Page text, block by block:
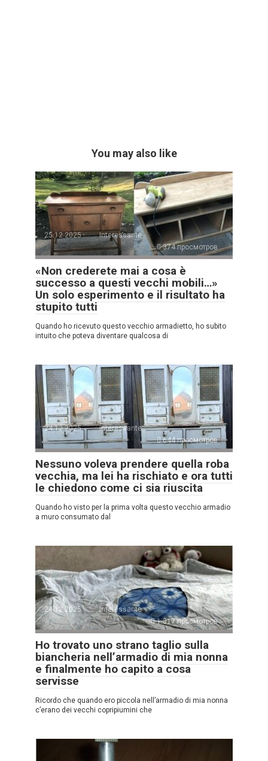
You may also like
25.12.2025
Interessante
374 просмотров
«Non crederete mai a cosa è
successo a questi vecchi mobili…»
Un solo esperimento e il risultato ha
stupito tutti
Quando ho ricevuto questo vecchio armadietto, ho subito
intuito che poteva diventare qualcosa di
24.12.2025
Interessante
644 просмотров
Nessuno voleva prendere quella roba
vecchia, ma lei ha rischiato e ora tutti
le chiedono come ci sia riuscita
Quando ho visto per la prima volta questo vecchio armadio
a muro consumato dal
24.12.2025
Interessante
1.317 просмотров
Ho trovato uno strano taglio sulla
biancheria nell’armadio di mia nonna
e finalmente ho capito a cosa
servisse
Ricordo che quando ero piccola nell’armadio di mia nonna
c’erano dei vecchi copripiumini che